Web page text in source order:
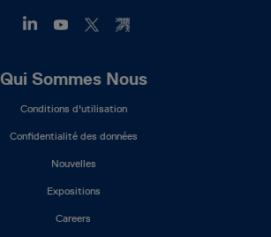
Qui Sommes Nous
Conditions d'utilisation
Confidentialité des données
Nouvelles
Expositions
Careers